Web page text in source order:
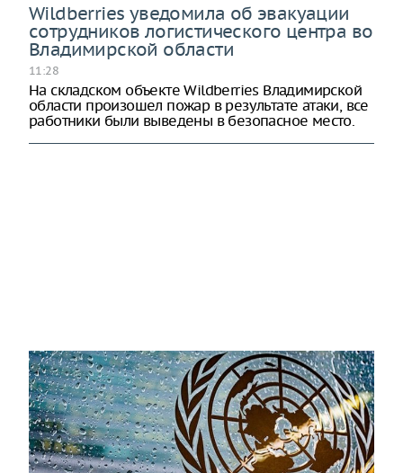
Wildberries уведомила об эвакуации
сотрудников логистического центра во
Владимирской области
11:28
На складском объекте Wildberries Владимирской
области произошел пожар в результате атаки, все
работники были выведены в безопасное место.